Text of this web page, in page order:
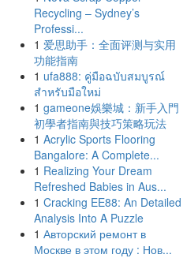
Recycling – Sydney’s
Professi...
1 爱思助手：全面评测与实用
功能指南
1 ufa888: คู่มือฉบับสมบูรณ์
สำหรับมือใหม่
1 gameone娛樂城：新手入門
初學者指南與技巧策略玩法
1 Acrylic Sports Flooring
Bangalore: A Complete...
1 Realizing Your Dream
Refreshed Babies in Aus...
1 Cracking EE88: An Detailed
Analysis Into A Puzzle
1 Авторский ремонт в
Москве в этом году : Нов...